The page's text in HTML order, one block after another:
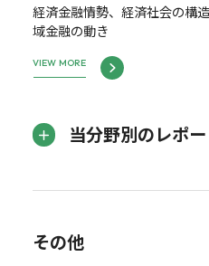
経済金融情勢、経済社会の構
域金融の動き
VIEW MORE
当分野別のレポ
その他